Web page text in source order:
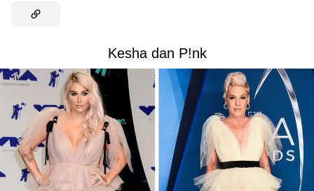
Kesha dan P!nk